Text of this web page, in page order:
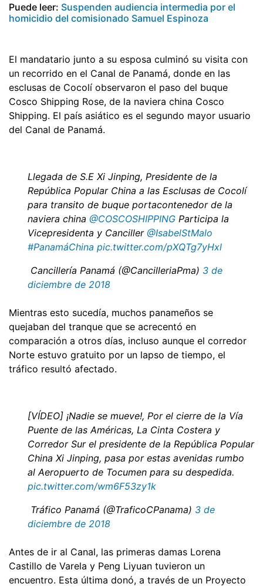
Puede leer: Suspenden audiencia intermedia por el
homicidio del comisionado Samuel Espinoza
El mandatario junto a su esposa culminó su visita con
un recorrido en el Canal de Panamá, donde en las
esclusas de Cocolí observaron el paso del buque
Cosco Shipping Rose, de la naviera china Cosco
Shipping. El país asiático es el segundo mayor usuario
del Canal de Panamá.
Llegada de S.E Xi Jinping, Presidente de la
República Popular China a las Esclusas de Cocolí
para transito de buque portacontenedor de la
naviera china @COSCOSHIPPING Participa la
Vicepresidenta y Canciller @IsabelStMalo
#PanamáChina pic.twitter.com/pXQTg7yHxl
 Cancillería Panamá (@CancilleriaPma) 3 de
diciembre de 2018
Mientras esto sucedía, muchos panameños se
quejaban del tranque que se acrecentó en
comparación a otros días, incluso aunque el corredor
Norte estuvo gratuito por un lapso de tiempo, el
tráfico resultó afectado.
[VÍDEO] ¡Nadie se mueve!, Por el cierre de la Vía
Puente de las Américas, La Cinta Costera y
Corredor Sur el presidente de la República Popular
China Xi Jinping, pasa por estas avenidas rumbo
al Aeropuerto de Tocumen para su despedida.
pic.twitter.com/wm6F53zy1k
 Tráfico Panamá (@TraficoCPanama) 3 de
diciembre de 2018
Antes de ir al Canal, las primeras damas Lorena
Castillo de Varela y Peng Liyuan tuvieron un
encuentro. Esta última donó, a través de un Proyecto